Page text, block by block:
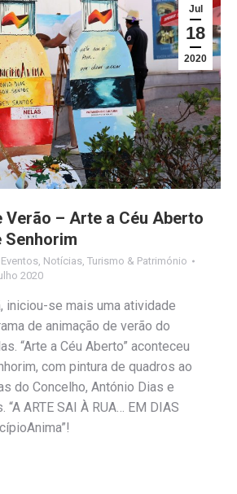
Jul
18
2020
Verão – Arte a Céu Aberto
Senhorim
Eventos Notícias Turismo & Património
2020
iniciou-se mais uma atividade
de animação de verão do
“Arte a Céu Aberto” aconteceu
com pintura de quadros ao
do Concelho, António Dias e
ARTE SAI À RUA… EM DIAS